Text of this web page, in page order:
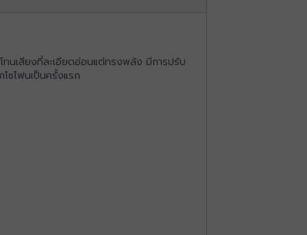
ทนเสียงที่ละเอียดอ่อนแต่ทรงพลัง มีการปรับ
ซโฟนเป็นครั้งแรก